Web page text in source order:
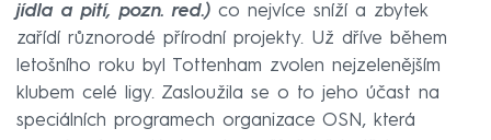
jídla a pití, pozn. red.) co nejvíce sníží a zbytek
zařídí různorodé přírodní projekty. Už dříve během
letošního roku byl Tottenham zvolen nejzelenějším
klubem celé ligy. Zasloužila se o to jeho účast na
speciálních programech organizace OSN, která